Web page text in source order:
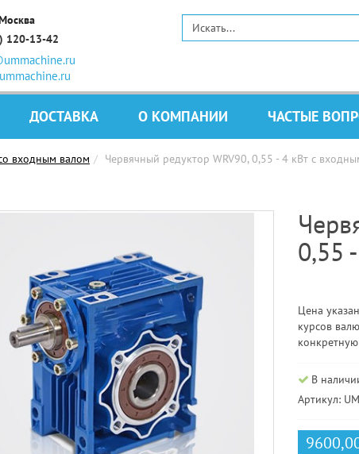
120-13-42
ДОСТАВКА О КОМПАНИИ ЧАСТЫЕ
входным валом Червячный редуктор WRV90, 0,55 - 4 кВт с
0,55
Цена
курсов
В
Артикул: